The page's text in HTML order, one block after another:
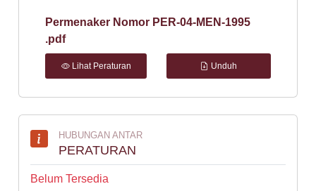
Permenaker Nomor PER-04-MEN-1995
.pdf
Lihat Peraturan Unduh
HUBUNGAN ANTAR
PERATURAN
Belum Tersedia